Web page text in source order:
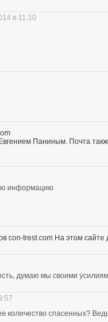
в 11:10
Паниным. Почта
информацию
con-trest.com На этом сайте
думаю мы своими
количество спасенных?